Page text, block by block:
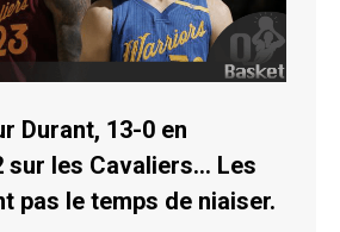
Durant, 13-0 en
sur les Cavaliers… Les
pas le temps de niaiser.